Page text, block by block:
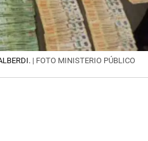
| FOTO MINISTERIO PÚBLICO